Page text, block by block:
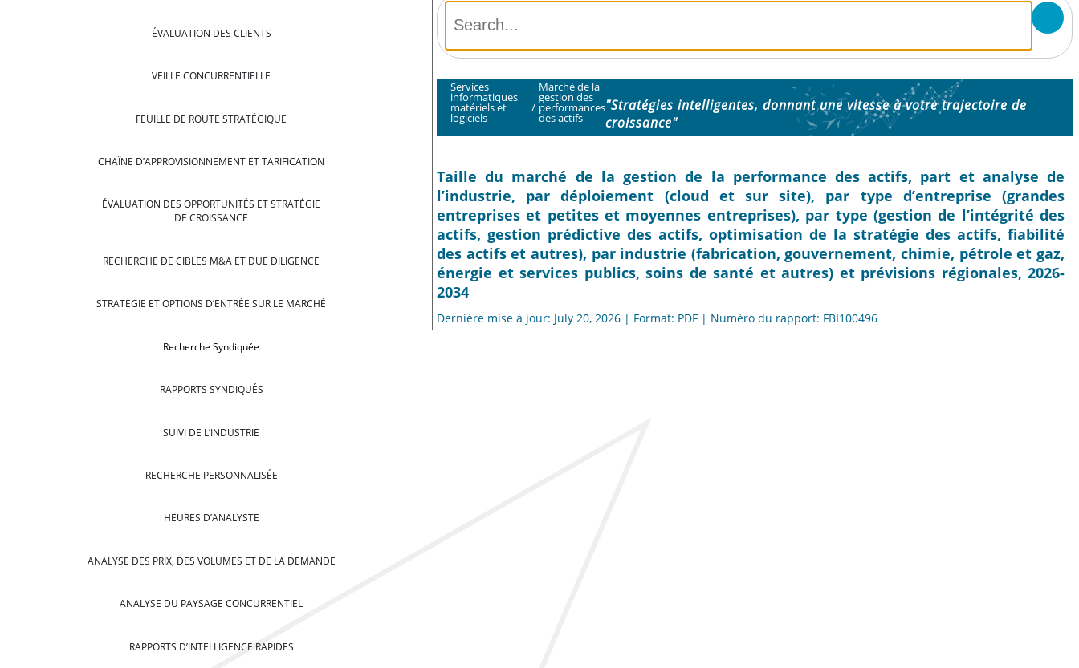
ÉVALUATION DES CLIENTS
VEILLE CONCURRENTIELLE
FEUILLE DE ROUTE STRATÉGIQUE
CHAÎNE D’APPROVISIONNEMENT ET TARIFICATION
ÉVALUATION DES OPPORTUNITÉS ET STRATÉGIE
DE CROISSANCE
RECHERCHE DE CIBLES M&A ET DUE DILIGENCE
STRATÉGIE ET OPTIONS D’ENTRÉE SUR LE MARCHÉ
Recherche Syndiquée
RAPPORTS SYNDIQUÉS
SUIVI DE L’INDUSTRIE
RECHERCHE PERSONNALISÉE
HEURES D’ANALYSTE
ANALYSE DES PRIX, DES VOLUMES ET DE LA DEMANDE
ANALYSE DU PAYSAGE CONCURRENTIEL
RAPPORTS D’INTELLIGENCE RAPIDES
Services
informatiques
matériels et
logiciels
/
Marché de la
gestion des
performances
des actifs
"Stratégies intelligentes, donnant une vitesse à votre trajectoire de
croissance"
Taille du marché de la gestion de la performance des actifs, part et analyse de
l’industrie, par déploiement (cloud et sur site), par type d’entreprise (grandes
entreprises et petites et moyennes entreprises), par type (gestion de l’intégrité des
actifs, gestion prédictive des actifs, optimisation de la stratégie des actifs, fiabilité
des actifs et autres), par industrie (fabrication, gouvernement, chimie, pétrole et gaz,
énergie et services publics, soins de santé et autres) et prévisions régionales, 2026-
2034
Dernière mise à jour: July 20, 2026 | Format: PDF | Numéro du rapport: FBI100496